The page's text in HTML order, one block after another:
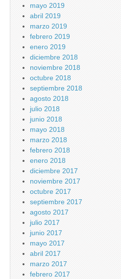
mayo 2019
abril 2019
marzo 2019
febrero 2019
enero 2019
diciembre 2018
noviembre 2018
octubre 2018
septiembre 2018
agosto 2018
julio 2018
junio 2018
mayo 2018
marzo 2018
febrero 2018
enero 2018
diciembre 2017
noviembre 2017
octubre 2017
septiembre 2017
agosto 2017
julio 2017
junio 2017
mayo 2017
abril 2017
marzo 2017
febrero 2017